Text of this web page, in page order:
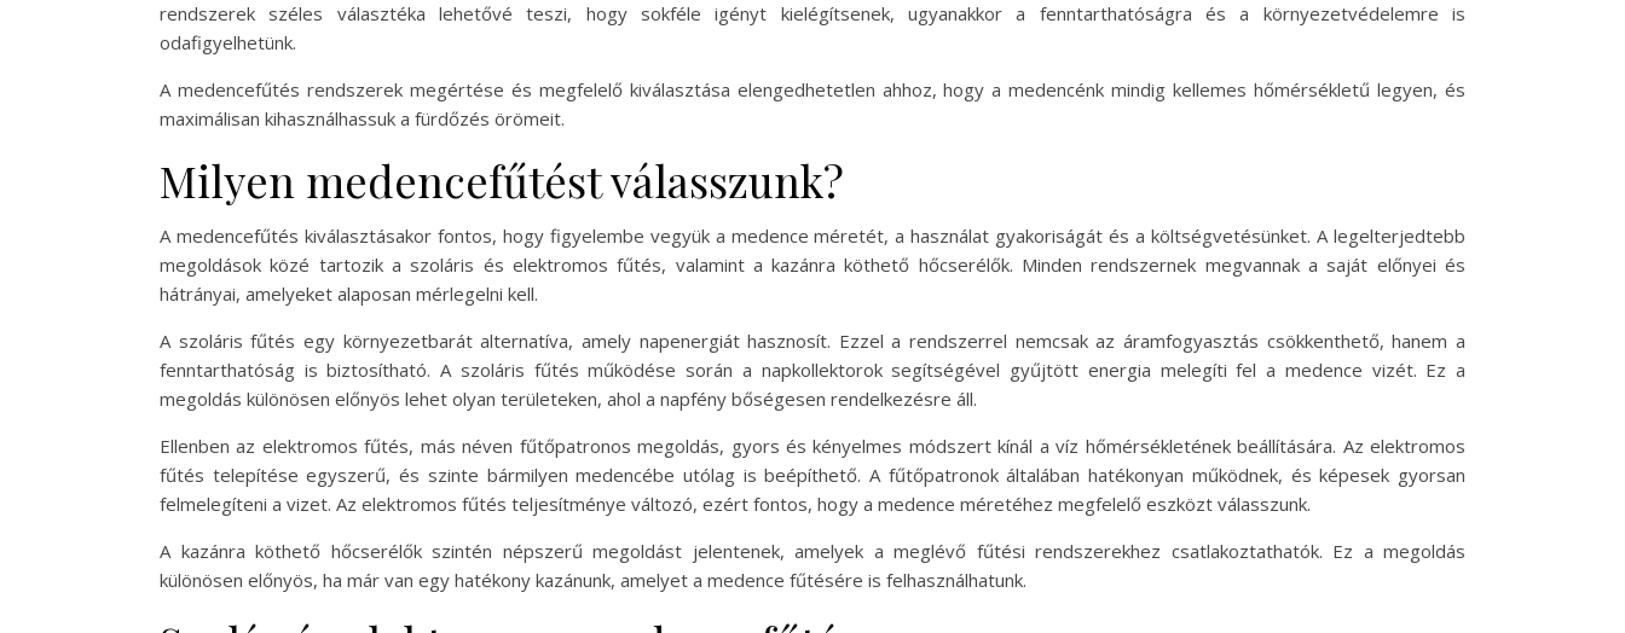
rendszerek széles választéka lehetővé teszi, hogy sokféle igényt kielégítsenek, ugyanakkor a fenntarthatóságra és a környezetvédelemre is
odafigyelhetünk.
A medencefűtés rendszerek megértése és megfelelő kiválasztása elengedhetetlen ahhoz, hogy a medencénk mindig kellemes hőmérsékletű legyen, és
maximálisan kihasználhassuk a fürdőzés örömeit.
Milyen medencefűtést válasszunk?
A medencefűtés kiválasztásakor fontos, hogy figyelembe vegyük a medence méretét, a használat gyakoriságát és a költségvetésünket. A legelterjedtebb
megoldások közé tartozik a szoláris és elektromos fűtés, valamint a kazánra köthető hőcserélők. Minden rendszernek megvannak a saját előnyei és
hátrányai, amelyeket alaposan mérlegelni kell.
A szoláris fűtés egy környezetbarát alternatíva, amely napenergiát hasznosít. Ezzel a rendszerrel nemcsak az áramfogyasztás csökkenthető, hanem a
fenntarthatóság is biztosítható. A szoláris fűtés működése során a napkollektorok segítségével gyűjtött energia melegíti fel a medence vizét. Ez a
megoldás különösen előnyös lehet olyan területeken, ahol a napfény bőségesen rendelkezésre áll.
Ellenben az elektromos fűtés, más néven fűtőpatronos megoldás, gyors és kényelmes módszert kínál a víz hőmérsékletének beállítására. Az elektromos
fűtés telepítése egyszerű, és szinte bármilyen medencébe utólag is beépíthető. A fűtőpatronok általában hatékonyan működnek, és képesek gyorsan
felmelegíteni a vizet. Az elektromos fűtés teljesítménye változó, ezért fontos, hogy a medence méretéhez megfelelő eszközt válasszunk.
A kazánra köthető hőcserélők szintén népszerű megoldást jelentenek, amelyek a meglévő fűtési rendszerekhez csatlakoztathatók. Ez a megoldás
különösen előnyös, ha már van egy hatékony kazánunk, amelyet a medence fűtésére is felhasználhatunk.